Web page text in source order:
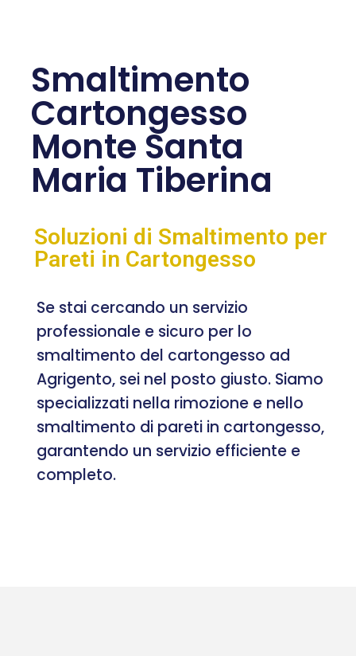
Smaltimento
Cartongesso
Monte Santa
Maria Tiberina
Soluzioni di Smaltimento per
Pareti in Cartongesso
Se stai cercando un servizio
professionale e sicuro per lo
smaltimento del cartongesso ad
Agrigento, sei nel posto giusto. Siamo
specializzati nella rimozione e nello
smaltimento di pareti in cartongesso,
garantendo un servizio efficiente e
completo.